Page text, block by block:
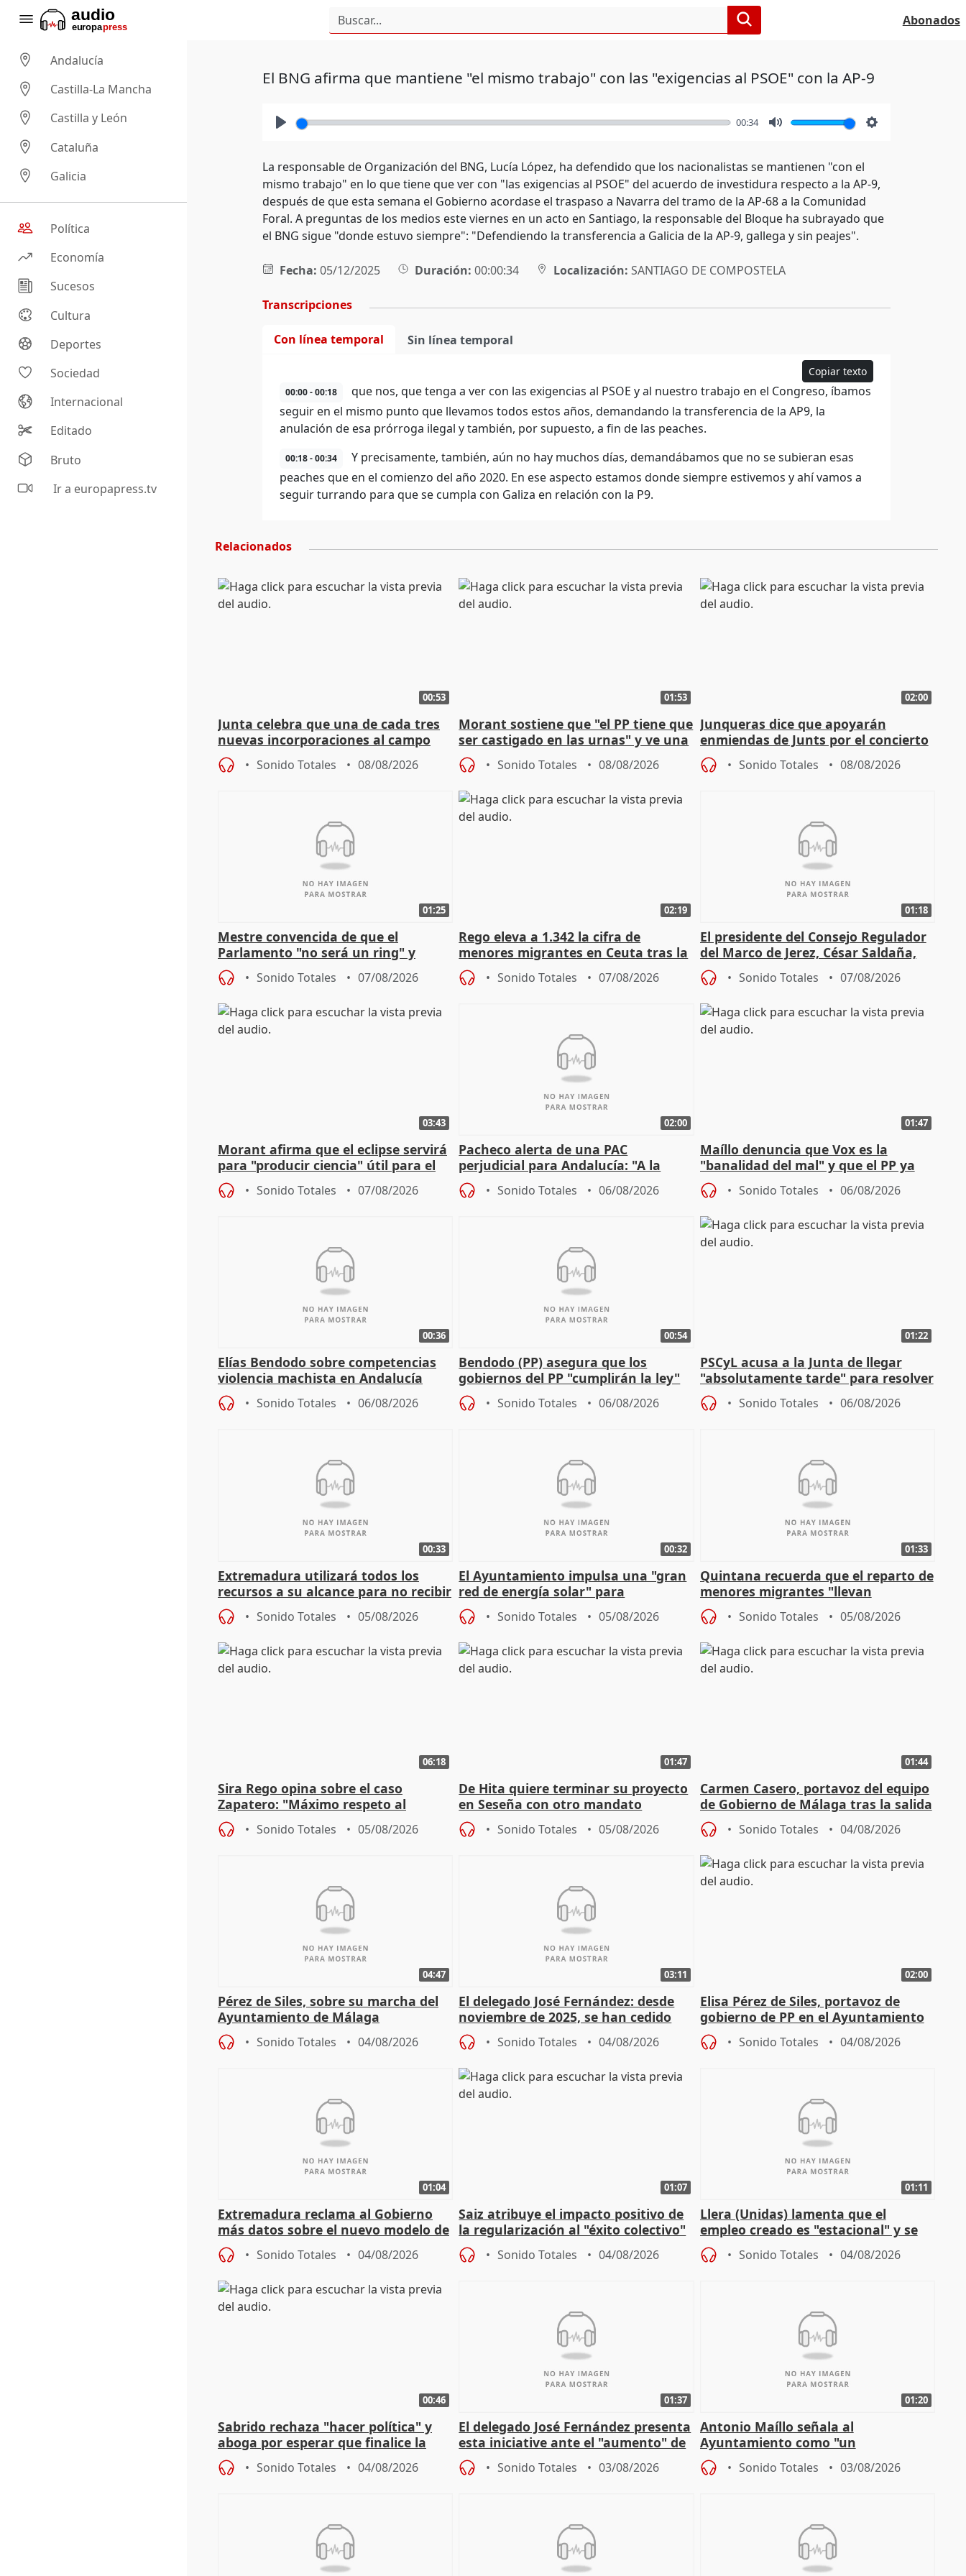
Abonados
Andalucía
Castilla-La Mancha
Castilla y León
Cataluña
Galicia
Política
Economía
Sucesos
Cultura
Deportes
Sociedad
Internacional
Editado
Bruto
Ir a europapress.tv
El BNG afirma que mantiene "el mismo trabajo" con las "exigencias al PSOE" con la AP-9
00:34
La responsable de Organización del BNG, Lucía López, ha defendido que los nacionalistas se mantienen "con el
mismo trabajo" en lo que tiene que ver con "las exigencias al PSOE" del acuerdo de investidura respecto a la AP-9,
después de que esta semana el Gobierno acordase el traspaso a Navarra del tramo de la AP-68 a la Comunidad
Foral. A preguntas de los medios este viernes en un acto en Santiago, la responsable del Bloque ha subrayado que
el BNG sigue "donde estuvo siempre": "Defendiendo la transferencia a Galicia de la AP-9, gallega y sin peajes".
Fecha: 05/12/2025 Duración: 00:00:34 Localización: SANTIAGO DE COMPOSTELA
Transcripciones
Con línea temporal Sin línea temporal
Copiar texto
00:00 - 00:18
que nos, que tenga a ver con las exigencias al PSOE y al nuestro trabajo en el Congreso, íbamos
seguir en el mismo punto que llevamos todos estos años, demandando la transferencia de la AP9, la
anulación de esa prórroga ilegal y también, por supuesto, a fin de las peaches.
00:18 - 00:34
Y precisamente, también, aún no hay muchos días, demandábamos que no se subieran esas
peaches que en el comienzo del año 2020. En ese aspecto estamos donde siempre estivemos y ahí vamos a
seguir turrando para que se cumpla con Galiza en relación con la P9.
Relacionados
00:53
Junta celebra que una de cada tres
nuevas incorporaciones al campo
andaluz son mujeres jóvenes
Sonido Totales 08/08/2026
01:53
Morant sostiene que "el PP tiene que
ser castigado en las urnas" y ve una
"pulsión de cambio"
Sonido Totales 08/08/2026
02:00
Junqueras dice que apoyarán
enmiendas de Junts por el concierto
en el trámite de financiación
Sonido Totales 08/08/2026
01:25
Mestre convencida de que el
Parlamento "no será un ring" y
defiende "estabilidad" del pacto con
Vox
Sonido Totales 07/08/2026
02:19
Rego eleva a 1.342 la cifra de
menores migrantes en Ceuta tras la
entrada masiva
Sonido Totales 07/08/2026
01:18
El presidente del Consejo Regulador
del Marco de Jerez, César Saldaña,
sobre exportaciones
Sonido Totales 07/08/2026
03:43
Morant afirma que el eclipse servirá
para "producir ciencia" útil para el
resto del mundo
Sonido Totales 07/08/2026
02:00
Pacheco alerta de una PAC
perjudicial para Andalucía: "A la
agricultura hay que protegerla"
Sonido Totales 06/08/2026
01:47
Maíllo denuncia que Vox es la
"banalidad del mal" y que el PP ya
asume todas sus tesis
Sonido Totales 06/08/2026
00:36
Elías Bendodo sobre competencias
violencia machista en Andalucía
Sonido Totales 06/08/2026
00:54
Bendodo (PP) asegura que los
gobiernos del PP "cumplirán la ley"
sobre los menores migrantes
Sonido Totales 06/08/2026
01:22
PSCyL acusa a la Junta de llegar
"absolutamente tarde" para resolver
problemas como Newcastle
Sonido Totales 06/08/2026
00:33
Extremadura utilizará todos los
recursos a su alcance para no recibir
más menores migrantes
Sonido Totales 05/08/2026
00:32
El Ayuntamiento impulsa una "gran
red de energía solar" para
autoconsumo
Sonido Totales 05/08/2026
01:33
Quintana recuerda que el reparto de
menores migrantes "llevan
aportación del Gobierno" central
Sonido Totales 05/08/2026
06:18
Sira Rego opina sobre el caso
Zapatero: "Máximo respeto al
proceso judicial"
Sonido Totales 05/08/2026
01:47
De Hita quiere terminar su proyecto
en Seseña con otro mandato
Sonido Totales 05/08/2026
01:44
Carmen Casero, portavoz del equipo
de Gobierno de Málaga tras la salida
de Pérez de Siles
Sonido Totales 04/08/2026
04:47
Pérez de Siles, sobre su marcha del
Ayuntamiento de Málaga
Sonido Totales 04/08/2026
03:11
El delegado José Fernández: desde
noviembre de 2025, se han cedido
9.810 ayudas por nacimiento
Sonido Totales 04/08/2026
02:00
Elisa Pérez de Siles, portavoz de
gobierno de PP en el Ayuntamiento
de Málaga, deja la política
Sonido Totales 04/08/2026
01:04
Extremadura reclama al Gobierno
más datos sobre el nuevo modelo de
financiación
Sonido Totales 04/08/2026
01:07
Saiz atribuye el impacto positivo de
la regularización al "éxito colectivo"
del Gobierno
Sonido Totales 04/08/2026
01:11
Llera (Unidas) lamenta que el
empleo creado es "estacional" y se
"esfumará" al acabar el verano
Sonido Totales 04/08/2026
00:46
Sabrido rechaza "hacer política" y
aboga por esperar que finalice la
investigación del incendio
Sonido Totales 04/08/2026
01:37
El delegado José Fernández presenta
esta iniciative ante el "aumento" de
personas sin hogar en Madri
Sonido Totales 03/08/2026
01:20
Antonio Maíllo señala al
Ayuntamiento como "un
especulador más" sobre viviendas de
Jiménez Becerril
Sonido Totales 03/08/2026